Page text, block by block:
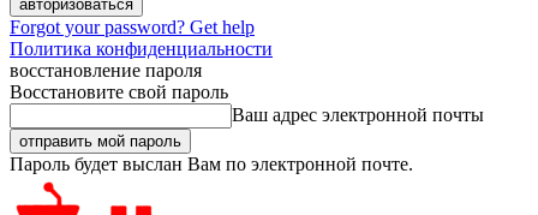
Forgot your password? Get help
Политика конфиденциальности
восстановление пароля
Восстановите свой пароль
Ваш адрес электронной почты
Пароль будет выслан Вам по электронной почте.